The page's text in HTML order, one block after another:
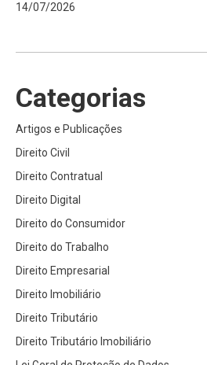
14/07/2026
Categorias
Artigos e Publicações
Direito Civil
Direito Contratual
Direito Digital
Direito do Consumidor
Direito do Trabalho
Direito Empresarial
Direito Imobiliário
Direito Tributário
Direito Tributário Imobiliário